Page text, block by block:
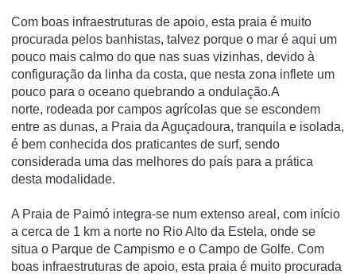
Com boas infraestruturas de apoio, esta praia é muito
procurada pelos banhistas, talvez porque o mar é aqui um
pouco mais calmo do que nas suas vizinhas, devido à
configuração da linha da costa, que nesta zona inflete um
pouco para o oceano quebrando a ondulação.A
norte, rodeada por campos agrícolas que se escondem
entre as dunas, a Praia da Aguçadoura, tranquila e isolada,
é bem conhecida dos praticantes de surf, sendo
considerada uma das melhores do país para a prática
desta modalidade.
A Praia de Paimó integra-se num extenso areal, com início
a cerca de 1 km a norte no Rio Alto da Estela, onde se
situa o Parque de Campismo e o Campo de Golfe. Com
boas infraestruturas de apoio, esta praia é muito procurada